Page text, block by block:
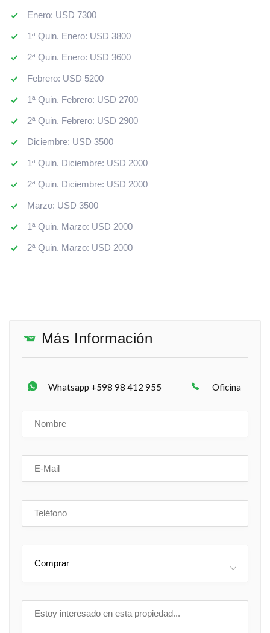
Enero: USD 7300
1ª Quin. Enero: USD 3800
2ª Quin. Enero: USD 3600
Febrero: USD 5200
1ª Quin. Febrero: USD 2700
2ª Quin. Febrero: USD 2900
Diciembre: USD 3500
1ª Quin. Diciembre: USD 2000
2ª Quin. Diciembre: USD 2000
Marzo: USD 3500
1ª Quin. Marzo: USD 2000
2ª Quin. Marzo: USD 2000
Más Información
Whatsapp +598 98 412 955 Oficina
Comprar